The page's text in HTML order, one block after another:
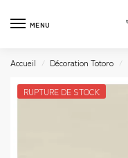
MENU
Accueil / Décoration Totoro /
RUPTURE DE STOCK